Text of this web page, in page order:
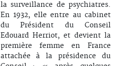
la surveillance de psychiatres.
En 1932, elle entre au cabinet
du Président du Conseil
Edouard Herriot, et devient la
première femme en France
attachée à la présidence du